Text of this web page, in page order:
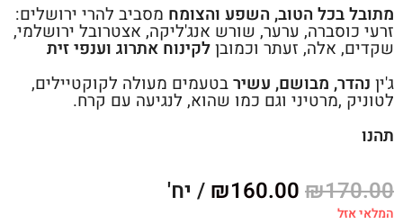
מתובל בכל הטוב, השפע והצומח מסביב להרי ירושלים:
זרעי כוסברה, ערער, שורש אנג'ליקה, אצטרובל ירושלמי,
שקדים, אלה, זעתר וכמובןלקינוח אתרוג וענפי זית
ג'ין נהדר, מבושם, עשירבטעמים מעולה לקוקטיילים,
לטוניק ,מרטיני וגם כמו שהוא, לנגיעה עם קרח.
תהנו
₪170.00
₪160.00 / יח'
המלאי אזל